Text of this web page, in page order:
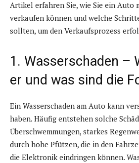
Artikel erfahren Sie, wie Sie ein Auto
verkaufen können und welche
sollten, um den Verkaufsprozess
1. Wasserschaden –
er und was sind die
Ein Wasserschaden am Auto kann
haben. Häufig entstehen solche
Überschwemmungen, starkes
durch hohe Pfützen, die in den
die Elektronik eindringen können.